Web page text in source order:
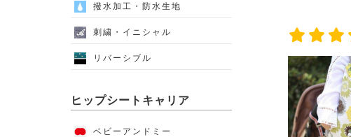
撥水加工・防水生地
刺繍・イニシャル
リバーシブル
ヒップシートキャリア
ベビーアンドミー